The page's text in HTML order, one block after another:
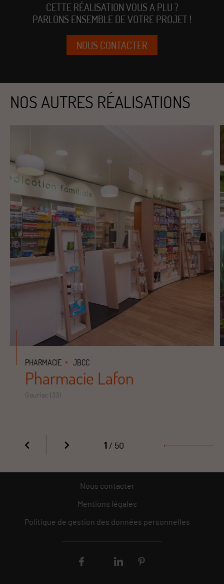
CETTE RÉALISATION VOUS A PLU ?
PARLONS ENSEMBLE DE VOTRE PROJET !
NOUS CONTACTER
NOS AUTRES RÉALISATIONS
PHARMACIE JBCC
Pharmacie Lafon
Gauriac (33)
1 / 50
Nous contacter
Mentions légales
Politique de gestion des données personnelles